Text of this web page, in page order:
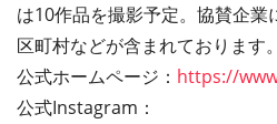
は10作品を撮影予定。協賛企
区町村などが含まれております。
公式ホームページ： https://
公式Instagram：